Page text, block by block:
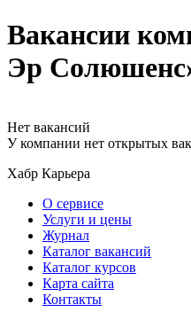
Вакансии
Эр
Нет вакансий
У компании нет открытых
Хабр Карьера
О сервисе
Услуги и цены
Журнал
Каталог вакансий
Каталог курсов
Карта сайта
Контакты